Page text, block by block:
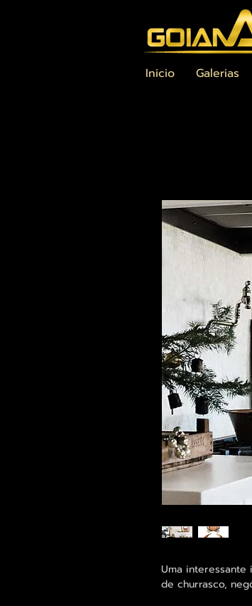
Inicio Galerias
Uma interessante
de churrasco,